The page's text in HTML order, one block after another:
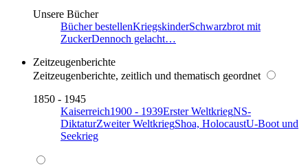
Unsere Bücher
Bücher bestellenKriegskinderSchwarzbrot mit
ZuckerDennoch gelacht…
Zeitzeugenberichte
Zeitzeugenberichte, zeitlich und thematisch geordnet
1850 - 1945
Kaiserreich1900 - 1939Erster WeltkriegNS-
DiktaturZweiter WeltkriegShoa, HolocaustU-Boot und
Seekrieg